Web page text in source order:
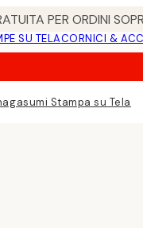
PER ORDINI
SU TELACORNICI &
Stampa su Tela